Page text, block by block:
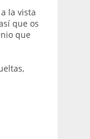
la vista
que os
que